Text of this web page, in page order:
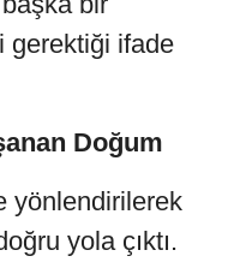
gerektiği ifade
Doğum
yönlendirilerek
yola çıktı.